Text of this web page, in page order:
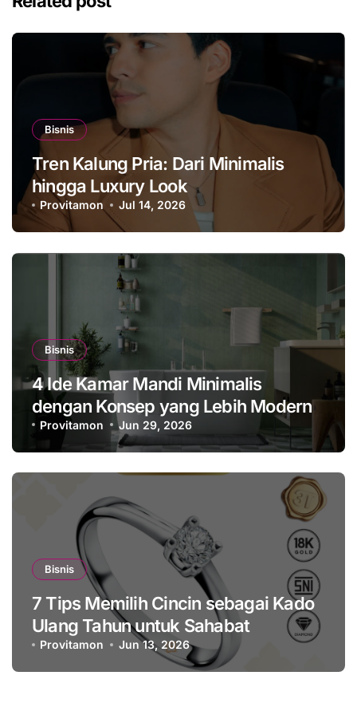
Bisnis
Tren Kalung Pria: Dari Minimalis
hingga Luxury Look
Provitamon Jul 14, 2026
Bisnis
4 Ide Kamar Mandi Minimalis
dengan Konsep yang Lebih Modern
Provitamon Jun 29, 2026
Bisnis
7 Tips Memilih Cincin sebagai Kado
Ulang Tahun untuk Sahabat
Provitamon Jun 13, 2026